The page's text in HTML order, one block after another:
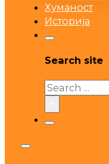
Хуманост
Историја
Search site
Search